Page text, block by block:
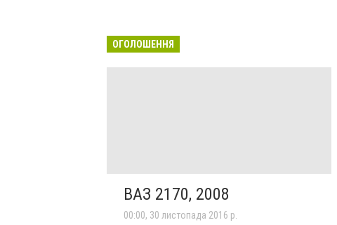
ОГОЛОШЕННЯ
ВАЗ 2170, 2008
00:00, 30 листопада 2016 р.